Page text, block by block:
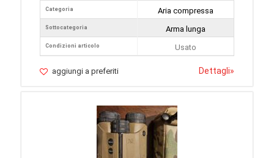
Categoria
Sottocategoria
Condizioni articolo
Aria compressa
Arma lunga
Usato
aggiungi a preferiti Dettagli»